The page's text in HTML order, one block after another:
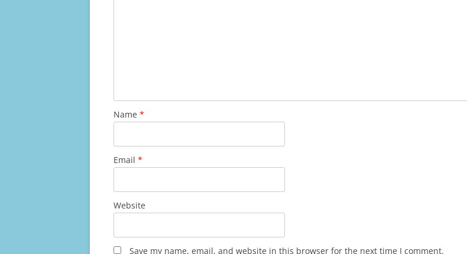
Name *
Email *
Website
Save my name, email, and website in this browser for the next time I comment.